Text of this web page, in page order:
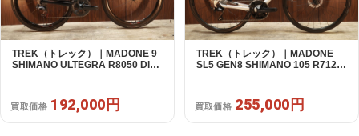
TREK（トレック）｜MADONE 9
SHIMANO ULTEGRA R8050 Di2
買取価格 192,000円
TREK（トレック）｜MADONE
SL5 GEN8 SHIMANO 105 R7120
買取価格 255,000円